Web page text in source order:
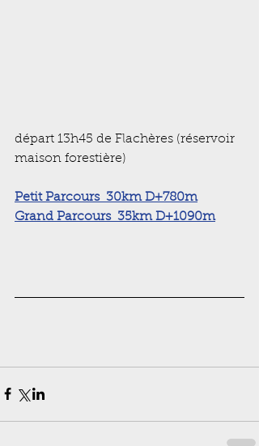
départ 13h45 de Flachères (réservoir
maison forestière)
Petit Parcours  30km D+780m
Grand Parcours  35km D+1090m